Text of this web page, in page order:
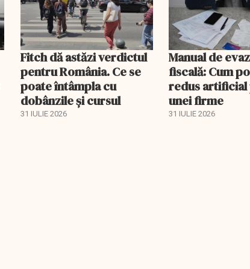
Fitch dă astăzi verdictul
pentru România. Ce se
poate întâmpla cu
dobânzile și cursul
31 IULIE 2026
Manual de
fiscală: Cum
redus
unei firme
31 IULIE 2026